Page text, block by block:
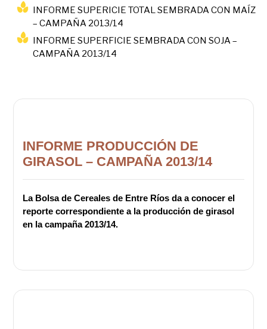
INFORME SUPERICIE TOTAL SEMBRADA CON MAÍZ
– CAMPAÑA 2013/14
INFORME SUPERFICIE SEMBRADA CON SOJA –
CAMPAÑA 2013/14
INFORME PRODUCCIÓN DE
GIRASOL – CAMPAÑA 2013/14
La Bolsa de Cereales de Entre Ríos da a conocer el
reporte correspondiente a la producción de girasol
en la campaña 2013/14.